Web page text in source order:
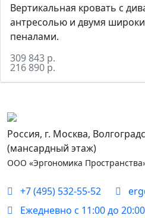
Вертикальная кровать с
антресолью и двумя
пеналами.
309 843 р.
216 890 р.
Россия, г. Москва,
(мансардный этаж)
ООО «Эргономика
+7 (495) 532-55-52
Ежедневно с 11:00 до 20:00